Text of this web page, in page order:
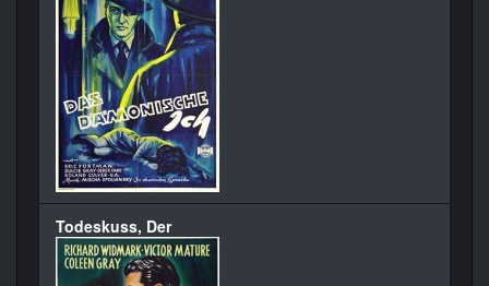
Todeskuss, Der